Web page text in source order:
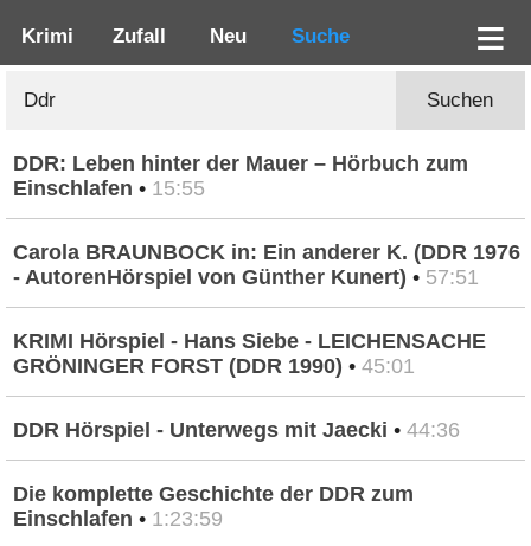
Krimi Zufall Neu Suche
Suchen
DDR: Leben hinter der Mauer – Hörbuch zum
Einschlafen • 15:55
Carola BRAUNBOCK in: Ein anderer K. (DDR 1976
- AutorenHörspiel von Günther Kunert) • 57:51
KRIMI Hörspiel - Hans Siebe - LEICHENSACHE
GRÖNINGER FORST (DDR 1990) • 45:01
DDR Hörspiel - Unterwegs mit Jaecki • 44:36
Die komplette Geschichte der DDR zum
Einschlafen • 1:23:59